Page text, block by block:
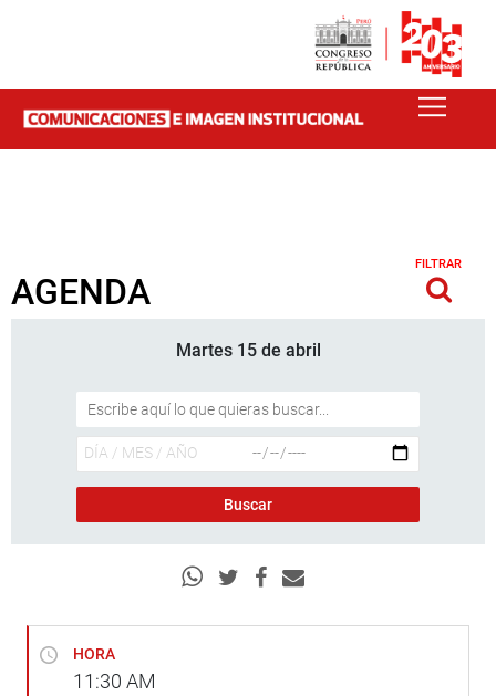
AGENDA
FILTRAR
Martes 15 de abril
HORA
11:30 AM